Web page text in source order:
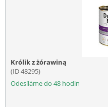
Królik z żórawiną
(ID 48295)
Odesíláme do 48 hodin